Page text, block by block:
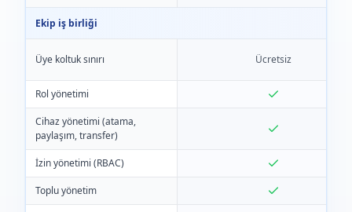
Ekip iş birliği
Üye koltuk sınırı Ücretsiz
Rol yönetimi
Cihaz yönetimi (atama,
paylaşım, transfer)
İzin yönetimi (RBAC)
Toplu yönetim